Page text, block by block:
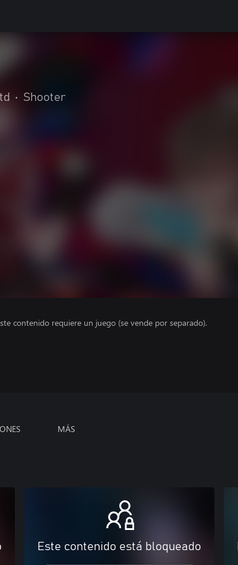
• Shooter
contenido requiere un juego (se vende por separado).
MÁS
Este contenido está bloqueado